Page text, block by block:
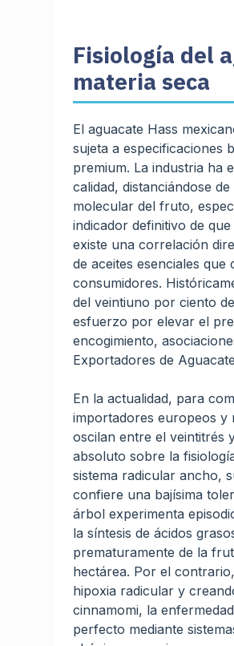
Fisiología del
materia seca
El aguacate Hass
sujeta a especificaciones
premium. La industria ha
calidad, distanciándose
molecular del fruto,
indicador definitivo de
existe una correlación
de aceites esenciales
consumidores.
del veintiuno por ciento
esfuerzo por elevar el
encogimiento,
Exportadores de
En la actualidad, para
importadores europeos y
oscilan entre el veintitrés
absoluto sobre la
sistema radicular ancho,
confiere una bajísima
árbol experimenta
la síntesis de ácidos
prematuramente de la
hectárea. Por el
hipoxia radicular y
cinnamomi, la
perfecto mediante